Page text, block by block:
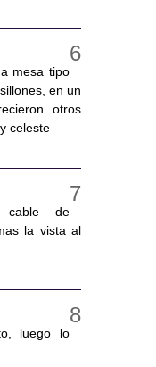
mesa tipo
en un
otros
celeste
cable de
la vista al
luego lo